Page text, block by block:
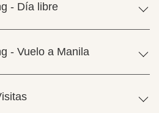
- Día libre
- Vuelo a Manila